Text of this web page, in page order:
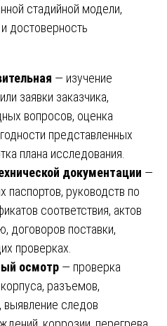
стадийной модели,
достоверность
— изучение
заявки заказчика,
вопросов, оценка
представленных
плана исследования.
документации —
паспортов, руководств по
соответствия, актов
договоров поставки,
проверках.
осмотр — проверка
разъемов,
выявление следов